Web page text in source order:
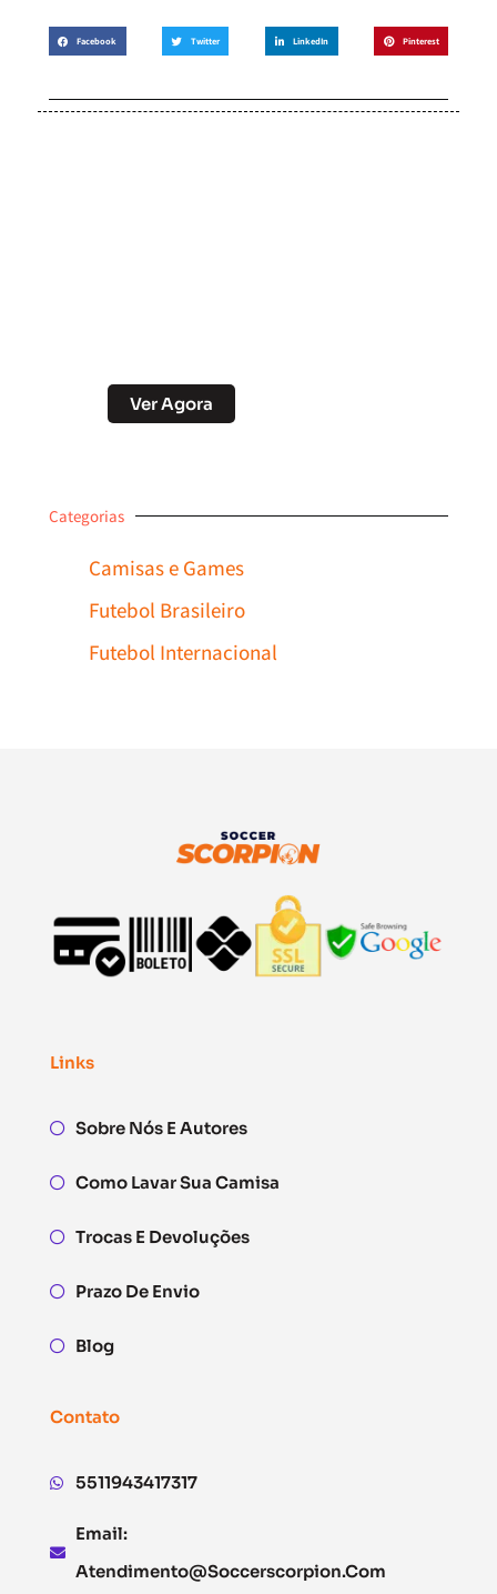
Facebook Twitter LinkedIn Pinterest
Ver Agora
Categorias
Camisas e Games
Futebol Brasileiro
Futebol Internacional
Links
Sobre Nós E Autores
Como Lavar Sua Camisa
Trocas E Devoluções
Prazo De Envio
Blog
Contato
5511943417317
Email:
Atendimento@soccerscorpion.com